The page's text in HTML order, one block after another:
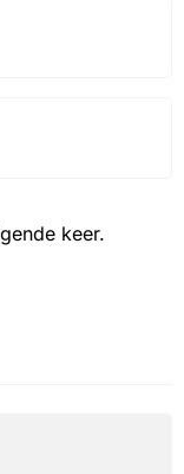
keer.